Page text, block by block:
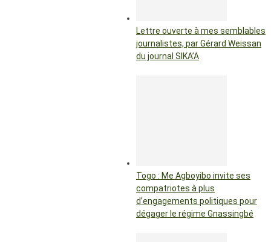
Lettre ouverte à mes semblables
journalistes, par Gérard Weissan
du journal SIKA’A
Togo : Me Agboyibo invite ses
compatriotes à plus
d’engagements politiques pour
dégager le régime Gnassingbé